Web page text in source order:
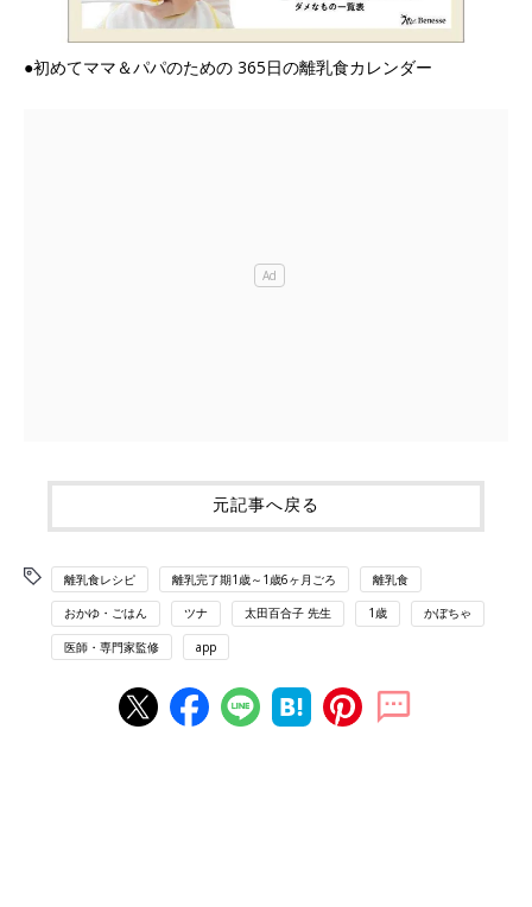
●初めてママ＆パパのための 365日の離乳食カレンダー
元記事へ戻る
離乳食レシピ 離乳完了期1歳～1歳6ヶ月ごろ 離乳食
おかゆ・ごはん ツナ 太田百合子 先生 1歳 かぼちゃ
医師・専門家監修 app